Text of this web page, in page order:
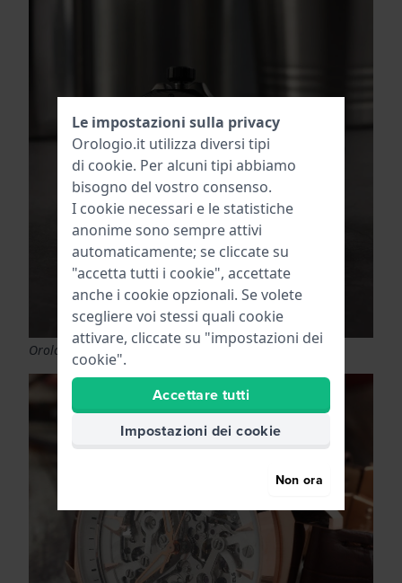
Orologio scheletrico Edox Delphin Meccano
Le impostazioni sulla privacy
Orologio.it utilizza diversi tipi
di cookie. Per alcuni tipi abbiamo
bisogno del vostro consenso.
I cookie necessari e le statistiche
anonime sono sempre attivi
automaticamente; se cliccate su
"accetta tutti i cookie", accettate
anche i cookie opzionali. Se volete
scegliere voi stessi quali cookie
attivare, cliccate su "impostazioni dei
cookie".
Accettare tutti
Impostazioni dei cookie
Non ora